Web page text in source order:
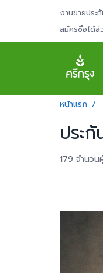
งานขายปร
สมัครซื้อได้ส่
หน้าแรก
ประ
179 จำนวน